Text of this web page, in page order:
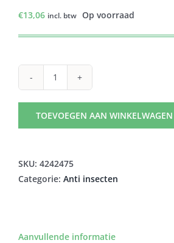
€13,06 incl. btw Op voorraad
FRONTLINE
SPRAY
250ML
TOEVOEGEN AAN WINKELWAGEN
SKU: 4242475
Categorie: Anti insecten
Aanvullende informatie